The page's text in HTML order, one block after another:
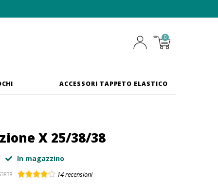
0
ACCESSORI TAPPETO ELASTICO
X 25/38/38
In magazzino
14recensioni